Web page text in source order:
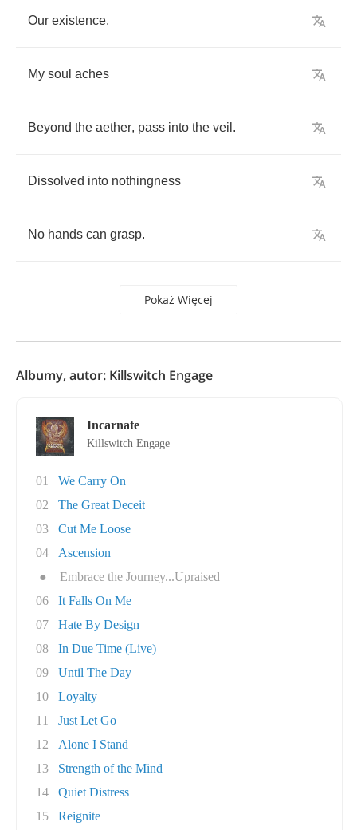
Our existence.
My soul aches
Beyond the aether, pass into the veil .
Dissolved into nothingness
No hands can grasp.
Pokaż Więcej
Albumy, autor: Killswitch Engage
Incarnate
Killswitch Engage
01
We Carry On
02
The Great Deceit
03
Cut Me Loose
04
Ascension
●
Embrace the Journey...Upraised
06
It Falls On Me
07
Hate By Design
08
In Due Time (Live)
09
Until The Day
10
Loyalty
11
Just Let Go
12
Alone I Stand
13
Strength of the Mind
14
Quiet Distress
15
Reignite